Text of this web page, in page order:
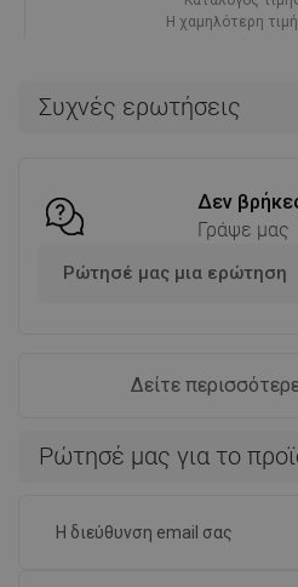
Συχνές ερωτήσεις
Δεν
Γράψε μας
Ρώτησέ μας μια ερώτηση
Δείτε
Ρώτησέ μας για το
Η χαμηλότερη